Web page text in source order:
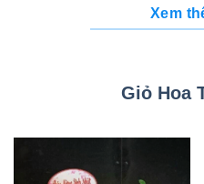
Xem
Giỏ Hoa